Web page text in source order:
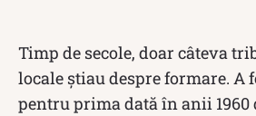
Timp de secole, doar câteva
locale știau despre formare. A
pentru prima dată în anii 1960